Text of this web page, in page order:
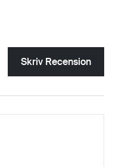
Skriv Recension